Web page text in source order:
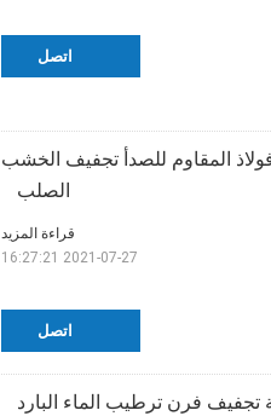
اتصل
المقاوم للصدأ تجفيف الخشب
الصلب
اتصل
قراءة المزيد
2021-07-27 16:27:21